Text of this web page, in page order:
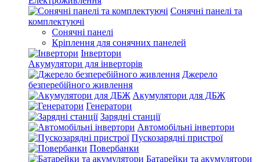
Сонячні панелі та
комплектуючі
Сонячні панелі
Кріплення для сонячних панелей
Інвертори
Акумулятори для інверторів
Джерело
безперебійного живлення
Акумулятори для ДБЖ
Генератори
Зарядні станції
Автомобільні інвертори
Пускозарядні пристрої
Повербанки
Батарейки та акумулятори